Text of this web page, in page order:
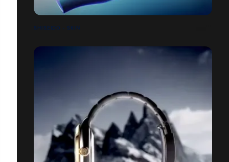
SHISEIDO - SKIN